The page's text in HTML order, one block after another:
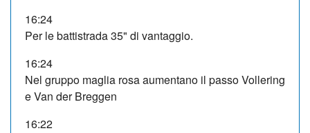
16:24
Per le battistrada 35" di vantaggio.
16:24
Nel gruppo maglia rosa aumentano il passo Vollering
e Van der Breggen
16:22